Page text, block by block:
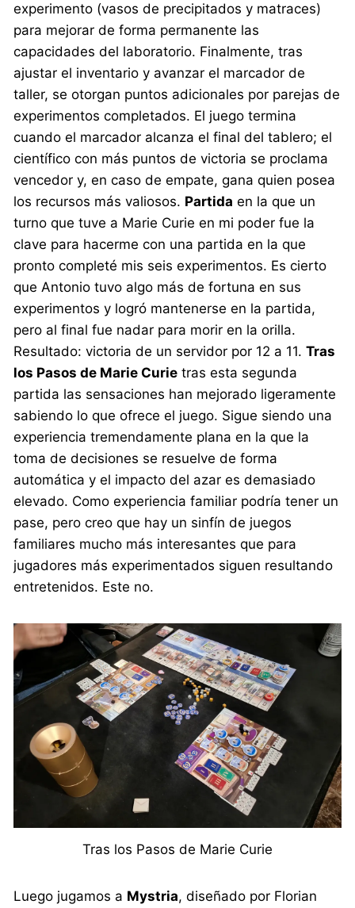
experimento (vasos de precipitados y matraces)
para mejorar de forma permanente las
capacidades del laboratorio. Finalmente, tras
ajustar el inventario y avanzar el marcador de
taller, se otorgan puntos adicionales por parejas de
experimentos completados. El juego termina
cuando el marcador alcanza el final del tablero; el
científico con más puntos de victoria se proclama
vencedor y, en caso de empate, gana quien posea
los recursos más valiosos. Partida en la que un
turno que tuve a Marie Curie en mi poder fue la
clave para hacerme con una partida en la que
pronto completé mis seis experimentos. Es cierto
que Antonio tuvo algo más de fortuna en sus
experimentos y logró mantenerse en la partida,
pero al final fue nadar para morir en la orilla.
Resultado: victoria de un servidor por 12 a 11.Tras
los Pasos de Marie Curie tras esta segunda
partida las sensaciones han mejorado ligeramente
sabiendo lo que ofrece el juego. Sigue siendo una
experiencia tremendamente plana en la que la
toma de decisiones se resuelve de forma
automática y el impacto del azar es demasiado
elevado. Como experiencia familiar podría tener un
pase, pero creo que hay un sinfín de juegos
familiares mucho más interesantes que para
jugadores más experimentados siguen resultando
entretenidos. Este no.
Tras los Pasos de Marie Curie
Luego jugamos a Mystria, diseñado por Florian